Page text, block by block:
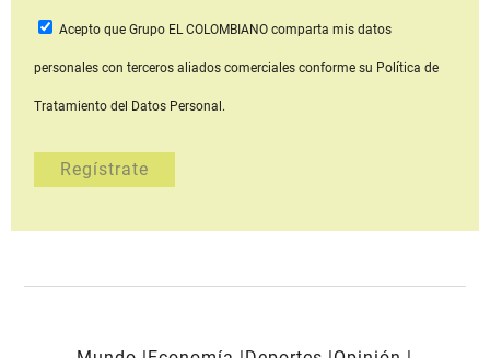
Acepto que Grupo EL COLOMBIANOcomparta mis datos
personales con terceros aliados comerciales conforme su Política de
Tratamiento del Datos Personal.